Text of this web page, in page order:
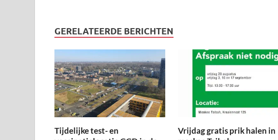
GERELATEERDE BERICHTEN
Tijdelijke test- en
Vrijdag gratis prik halen in